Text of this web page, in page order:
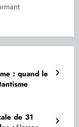
: quand le
de 31